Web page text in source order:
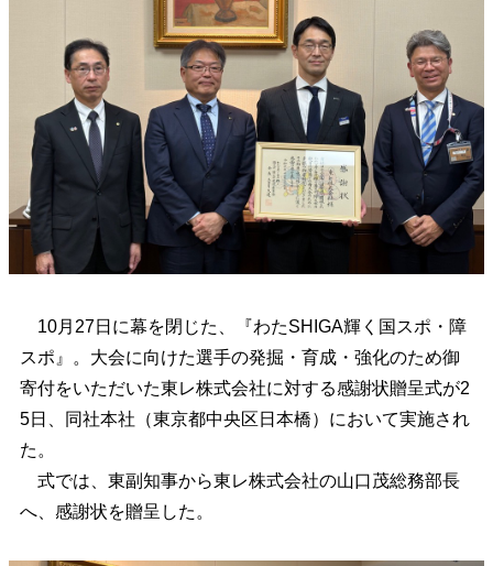
10月27日に幕を閉じた、 『わたSHIGA輝く国スポ・障
スポ』。大会に向けた選手の発掘・育成・強化のため御
寄付をいただいた東レ株式会社に対する感謝状贈呈式が2
5日、同社本社（東京都中央区日本橋）において実施され
た。
式では、東副知事から東レ株式会社の山口茂総務部長
へ、感謝状を贈呈した。